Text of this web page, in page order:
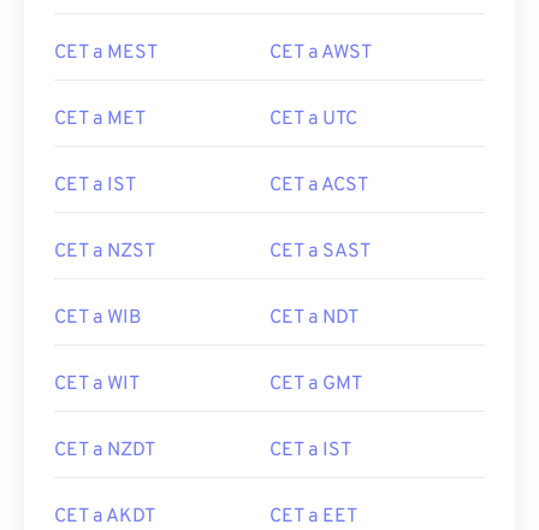
CET a MEST CET a AWST
CET a MET CET a UTC
CET a IST CET a ACST
CET a NZST CET a SAST
CET a WIB CET a NDT
CET a WIT CET a GMT
CET a NZDT CET a IST
CET a AKDT CET a EET